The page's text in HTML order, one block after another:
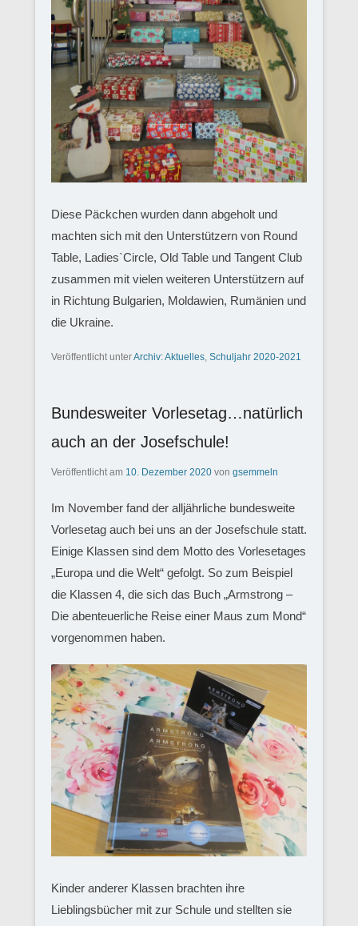
Diese Päckchen wurden dann abgeholt und
machten sich mit den Unterstützern von Round
Table, Ladies`Circle, Old Table und Tangent Club
zusammen mit vielen weiteren Unterstützern auf
in Richtung Bulgarien, Moldawien, Rumänien und
die Ukraine.
Veröffentlicht unterArchiv: Aktuelles, Schuljahr 2020-2021
Bundesweiter Vorlesetag…natürlich
auch an der Josefschule!
Veröffentlicht am 10. Dezember 2020 von gsemmeln
Im November fand der alljährliche bundesweite
Vorlesetag auch bei uns an der Josefschule statt.
Einige Klassen sind dem Motto des Vorlesetages
„Europa und die Welt“ gefolgt. So zum Beispiel
die Klassen 4, die sich das Buch „Armstrong –
Die abenteuerliche Reise einer Maus zum Mond“
vorgenommen haben.
Kinder anderer Klassen brachten ihre
Lieblingsbücher mit zur Schule und stellten sie